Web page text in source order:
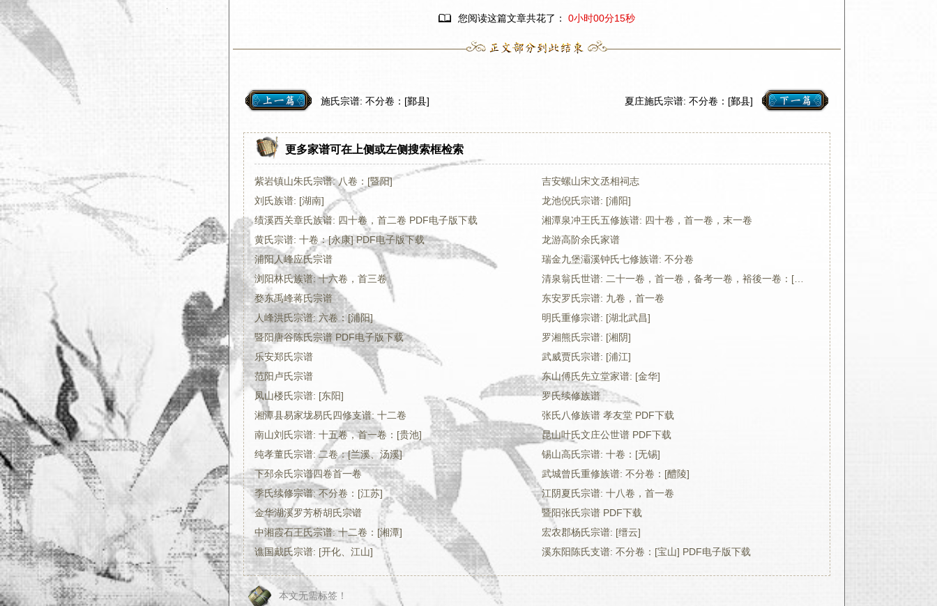
 您阅读这篇文章共花了： 0小时00分16秒
施氏宗谱: 不分卷：[鄞县] 夏庄施氏宗谱: 不分卷：[鄞县]
更多家谱可在上侧或左侧搜索框检索
紫岩镇山朱氏宗谱: 八卷：[暨阳]
吉安螺山宋文丞相祠志
刘氏族谱: [湖南]
龙池倪氏宗谱: [浦阳]
绩溪西关章氏族谱: 四十卷，首二卷 PDF电子版下载
湘潭泉冲王氏五修族谱: 四十卷，首一卷，末一卷
黄氏宗谱: 十卷：[永康] PDF电子版下载
龙游高阶余氏家谱
浦阳人峰应氏宗谱
瑞金九堡灞溪钟氏七修族谱: 不分卷
浏阳林氏族谱: 十六卷，首三卷
婺东禹峰蒋氏宗谱
东安罗氏宗谱: 九卷，首一卷
人峰洪氏宗谱: 六卷：[浦阳]
明氏重修宗谱: [湖北武昌]
暨阳唐谷陈氏宗谱 PDF电子版下载
罗湘熊氏宗谱: [湘阴]
乐安郑氏宗谱
武威贾氏宗谱: [浦江]
范阳卢氏宗谱
东山傅氏先立堂家谱: [金华]
凤山楼氏宗谱: [东阳]
罗氏续修族谱
湘潭县易家垅易氏四修支谱: 十二卷
张氏八修族谱 孝友堂 PDF下载
南山刘氏宗谱: 十五卷，首一卷：[贵池]
昆山叶氏文庄公世谱 PDF下载
纯孝董氏宗谱: 二卷：[兰溪、汤溪]
锡山高氏宗谱: 十卷：[无锡]
下邳余氏宗谱四卷首一卷
武城曾氏重修族谱: 不分卷：[醴陵]
季氏续修宗谱: 不分卷：[江苏]
江阴夏氏宗谱: 十八卷，首一卷
金华湖溪罗芳桥胡氏宗谱
暨阳张氏宗谱 PDF下载
中湘霞石王氏宗谱: 十二卷：[湘潭]
宏农郡杨氏宗谱: [缙云]
谯国戴氏宗谱: [开化、江山]
溪东阳陈氏支谱: 不分卷：[宝山] PDF电子版下载
本文无需标签！